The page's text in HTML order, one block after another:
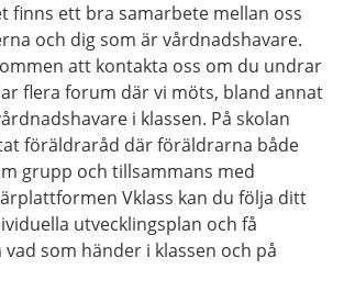
finns ett bra samarbete mellan oss
och dig som är vårdnadshavare.
att kontakta oss om du undrar
flera forum där vi möts, bland annat
i klassen. På skolan
föräldraråd där föräldrarna både
grupp och tillsammans med
Vklass kan du följa ditt
utvecklingsplan och få
som händer i klassen och på